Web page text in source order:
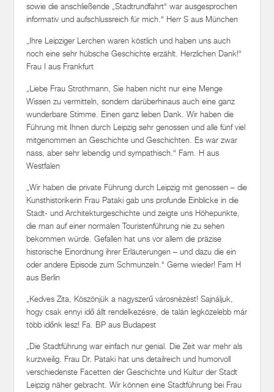
sowie die anschließende „Stadtrundfahrt“ war ausgesprochen
informativ und aufschlussreich für mich.“ Herr S aus München
„Ihre Leipziger Lerchen waren köstlich und haben uns auch
noch eine sehr hübsche Geschichte erzählt. Herzlichen Dank!“
Frau I aus Frankfurt
„Liebe Frau Strothmann, Sie haben nicht nur eine Menge
Wissen zu vermitteln, sondern darüberhinaus auch eine ganz
wunderbare Stimme. Einen ganz lieben Dank. Wir haben die
Führung mit Ihnen durch Leipzig sehr genossen und alle fünf viel
mitgenommen an Geschichte und Geschichten. Es war zwar
nass, aber sehr lebendig und sympathisch.“ Fam. H aus
Westfalen
„Wir haben die private Führung durch Leipzig mit genossen – die
Kunsthistorikerin Frau Pataki gab uns profunde Einblicke in die
Stadt- und Architekturgeschichte und zeigte uns Höhepunkte,
die man auf einer normalen Touristenführung nie zu sehen
bekommen würde. Gefallen hat uns vor allem die präzise
historische Einordnung ihrer Erläuterungen – und dazu die ein
oder andere Episode zum Schmunzeln.“ Gerne wieder! Fam H
aus Berlin
„Kedves Zita, Köszönjük a nagyszerű városnézést! Sajnáljuk,
hogy csak ennyi idő állt rendelkezésre, de talán legközelebb már
több időnk lesz! Fa. BP aus Budapest
„Die Stadtführung war einfach nur genial. Die Zeit war mehr als
kurzweilig. Frau Dr. Pataki hat uns detailreich und humorvoll
verschiedenste Facetten der Geschichte und Kultur der Stadt
Leipzig näher gebracht. Wir können eine Stadtführung bei Frau